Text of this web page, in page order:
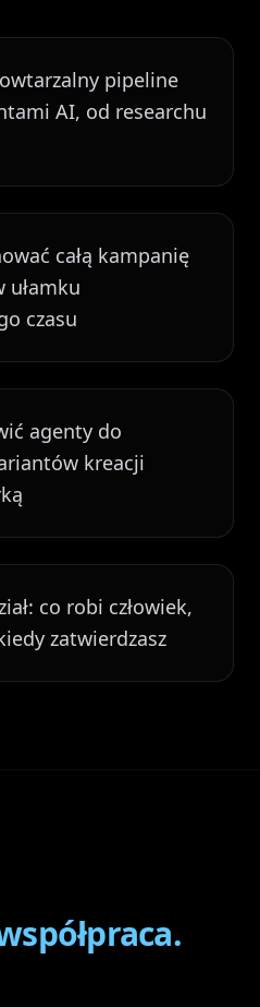
pipeline
AI, od researchu
całą kampanię
ułamku
czasu
agenty do
kreacji
co robi człowiek,
zatwierdzasz